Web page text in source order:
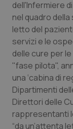
Emilia-
Friuli
Lazio
Liguria
Lombardia
Dermatite
Diabete
Disturbi
Dolore
dell'Infermiere
nel quadro della
letto del
servizi e le
delle cure per
"fase pilota",
una ‘cabina di
Dipartimenti
Direttori delle
rappresentanti
“da un’attenta